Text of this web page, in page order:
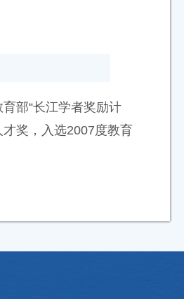
部“长江学者奖励计
奖，入选2007度教育